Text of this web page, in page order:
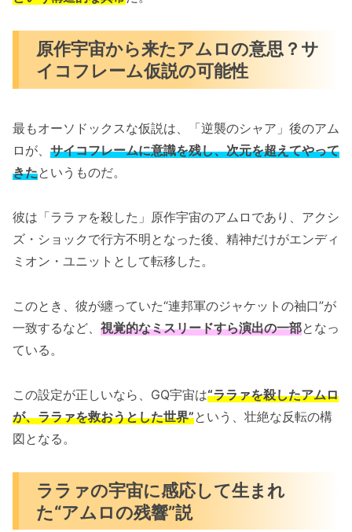
原作宇宙から来たアムロの意思？サ
イコフレーム仮説の可能性
最もオーソドックスな仮説は、「逆襲のシャア」後のアム
ロが、 サイコフレームに意識を残し、次元を超えてやって
きたというものだ。
彼は「ララァを殺した」原作宇宙のアムロであり、アクシ
ズ・ショックで行方不明となった後、精神だけがエンディ
ミオン・ユニットとして転移した。
このとき、彼が纏っていた“連邦軍のジャケットの袖口”が
一致するなど、 視覚的なミスリードすら演出の一部となっ
ている。
この設定が正しいなら、GQ宇宙は“ララァを殺したアムロ
が、ララァを救おうとした世界”という、壮絶な反転の構
図となる。
ララァの宇宙に感応して生まれ
た“アムロの残響”説